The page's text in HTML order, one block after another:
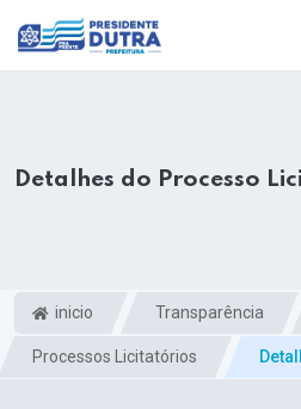
Detalhes do Processo
inicio Transparência
Processos Licitatórios